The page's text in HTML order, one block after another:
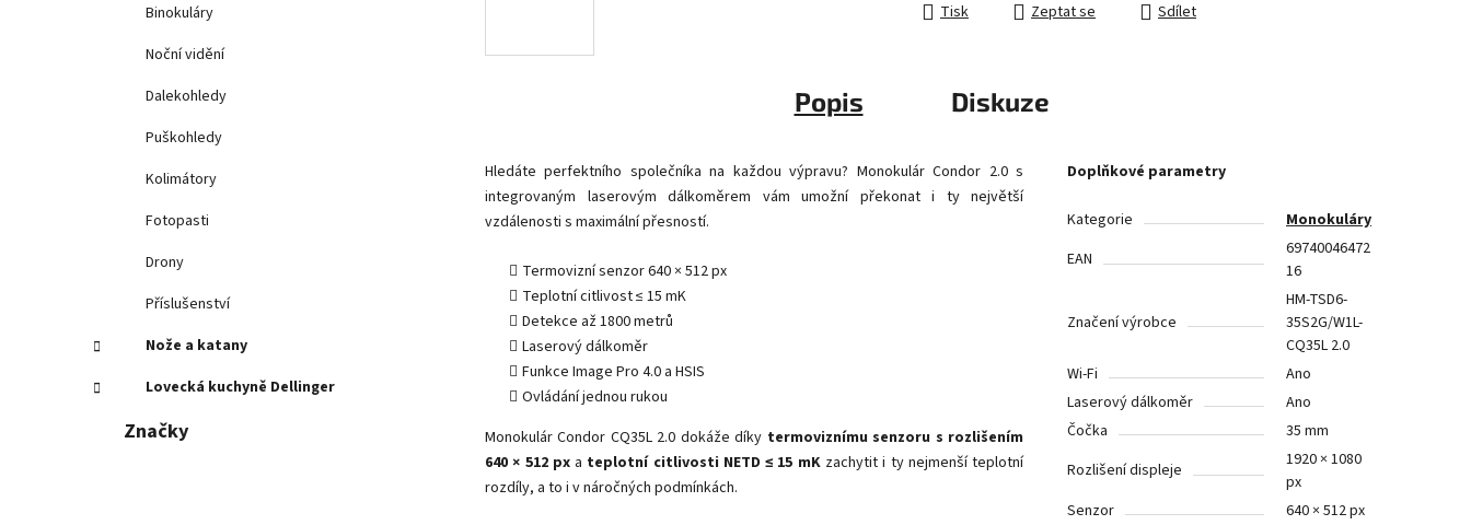
Binokuláry
Noční vidění
Dalekohledy
Puškohledy
Kolimátory
Fotopasti
Drony
Příslušenství
Nože a katany
Lovecká kuchyně Dellinger
Značky
Tisk Zeptat se Sdílet
Popis Diskuze
Hledáte perfektního společníka na každou výpravu? Monokulár Condor 2.0 s
integrovaným laserovým dálkoměrem vám umožní překonat i ty největší
vzdálenosti s maximální přesností.
Termovizní senzor 640 × 512 px
Teplotní citlivost ≤ 15 mK
Detekce až 1800 metrů
Laserový dálkoměr
Funkce Image Pro 4.0 a HSIS
Ovládání jednou rukou
Monokulár Condor CQ35L 2.0 dokáže díky termoviznímu senzoru s rozlišením
640 × 512 pxa teplotní citlivosti NETD ≤ 15 mKzachytit i ty nejmenší teplotní
rozdíly, a to i v náročných podmínkách.
Doplňkové parametry
Kategorie
Monokuláry
EAN
69740046472
16
Značení výrobce
HM-TSD6-
35S2G/W1L-
CQ35L 2.0
Wi-Fi
Ano
Laserový dálkoměr
Ano
Čočka
35 mm
Rozlišení displeje
1920 × 1080
px
Senzor
640 × 512 px